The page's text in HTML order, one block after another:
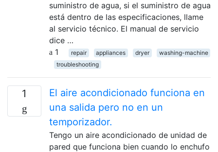
suministro de agua, si el suministro de agua
está dentro de las especificaciones, llame
al servicio técnico. El manual de servicio
dice …
1
repair appliances dryer
washing-machine
troubleshooting
1
El aire acondicionado funciona en
una salida pero no en un
temporizador.
Tengo un aire acondicionado de unidad de
pared que funciona bien cuando lo enchufo